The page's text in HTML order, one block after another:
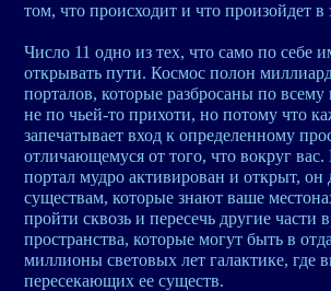
том, что происходит и что произойдет в
Число 11 одно из тех, что само по себе
открывать пути. Космос полон
порталов, которые разбросаны по всему
не по чьей-то прихоти, но потому что
запечатывает вход к определенному
отличающемуся от того, что вокруг вас.
портал мудро активирован и открыт, он
существам, которые знают ваше
пройти сквозь и пересечь другие части
пространства, которые могут быть в
миллионы световых лет галактике, где
пересекающих ее существ.